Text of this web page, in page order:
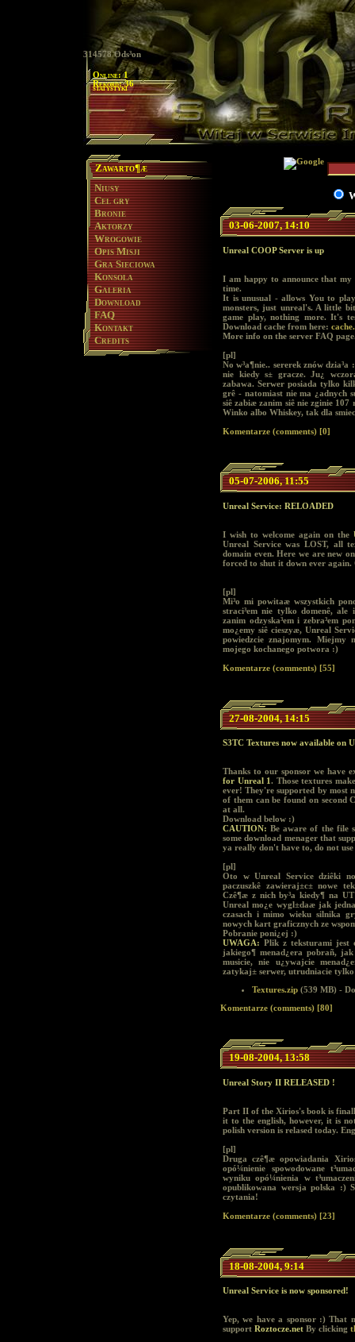
statystyki
314578 Ods³on
Online: 1
Rekord: 36
Zawarto¶æ
Niusy
Cel gry
Bronie
Aktorzy
Wrogowie
Opis Misji
Gra Sieciowa
Konsola
Galeria
Download
FAQ
Kontakt
Credits
03-06-2007, 14:10
Unreal COOP Server is up
I am happy to announce that
time.
It is unusual - allows You to
monsters, just unreal's. A little
game play, nothing more. It's
Download cache from here:
More info on the server FAQ
[pl]
No w³a¶nie.. sererek znów
nie kiedy s± gracze. Ju¿
zabawa. Serwer posiada tylko
grê - natomiast nie ma ¿adnych
siê zabiæ zanim siê nie zginie
Winko albo Whiskey, tak dla
Komentarze (comments) [0]
05-07-2006, 11:55
Unreal Service: RELOADED
I wish to welcome again on the
Unreal Service was LOST, all
domain even. Here we are new
forced to shut it down ever
[pl]
Mi³o mi powitaæ wszystkich
straci³em nie tylko domenê, ale
zanim odzyska³em i zebra³em
mo¿emy siê cieszyæ, Unreal
powiedzcie znajomym. Miejmy
mojego kochanego potwora :)
Komentarze (comments) [55]
27-08-2004, 14:15
S3TC Textures now available on
Thanks to our sponsor we have
for Unreal 1. Those textures
ever! They're supported by most
of them can be found on second
at all.
Download below :)
CAUTION: Be aware of the file
some download menager that
ya really don't have to, do not
[pl]
Oto w Unreal Service dziêki
paczuszkê zawieraj±c± nowe
Czê¶æ z nich by³a kiedy¶ na
Unreal mo¿e wygl±daæ jak
czasach i mimo wieku silnika
nowych kart graficznych ze
Pobranie poni¿ej :)
UWAGA: Plik z teksturami jest
jakiego¶ menad¿era pobrañ,
musicie, nie u¿ywajcie
zatykaj± serwer, utrudniacie tylko
Textures.zip (539 MB) -
Komentarze (comments) [80]
19-08-2004, 13:58
Unreal Story II RELEASED !
Part II of the Xirios's book is
it to the english, however, it is
polish version is relased today.
[pl]
Druga czê¶æ opowiadania
opó¼nienie spowodowane
wyniku opó¼nienia w
opublikowana wersja polska :)
czytania!
Komentarze (comments) [23]
18-08-2004, 9:14
Unreal Service is now sponsored!
Yep, we have a sponsor :) That
support Roztocze.net By clicking